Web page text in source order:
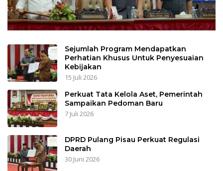
Sejumlah Program Mendapatkan
Perhatian Khusus Untuk Penyesuaian
Kebijakan
15 Juli 2026
Perkuat Tata Kelola Aset, Pemerintah
Sampaikan Pedoman Baru
7 Juli 2026
DPRD Pulang Pisau Perkuat Regulasi
Daerah
30 Juni 2026